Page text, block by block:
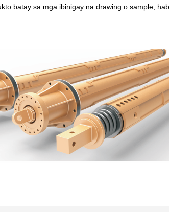
batay sa mga ibinigay na drawing o sample,